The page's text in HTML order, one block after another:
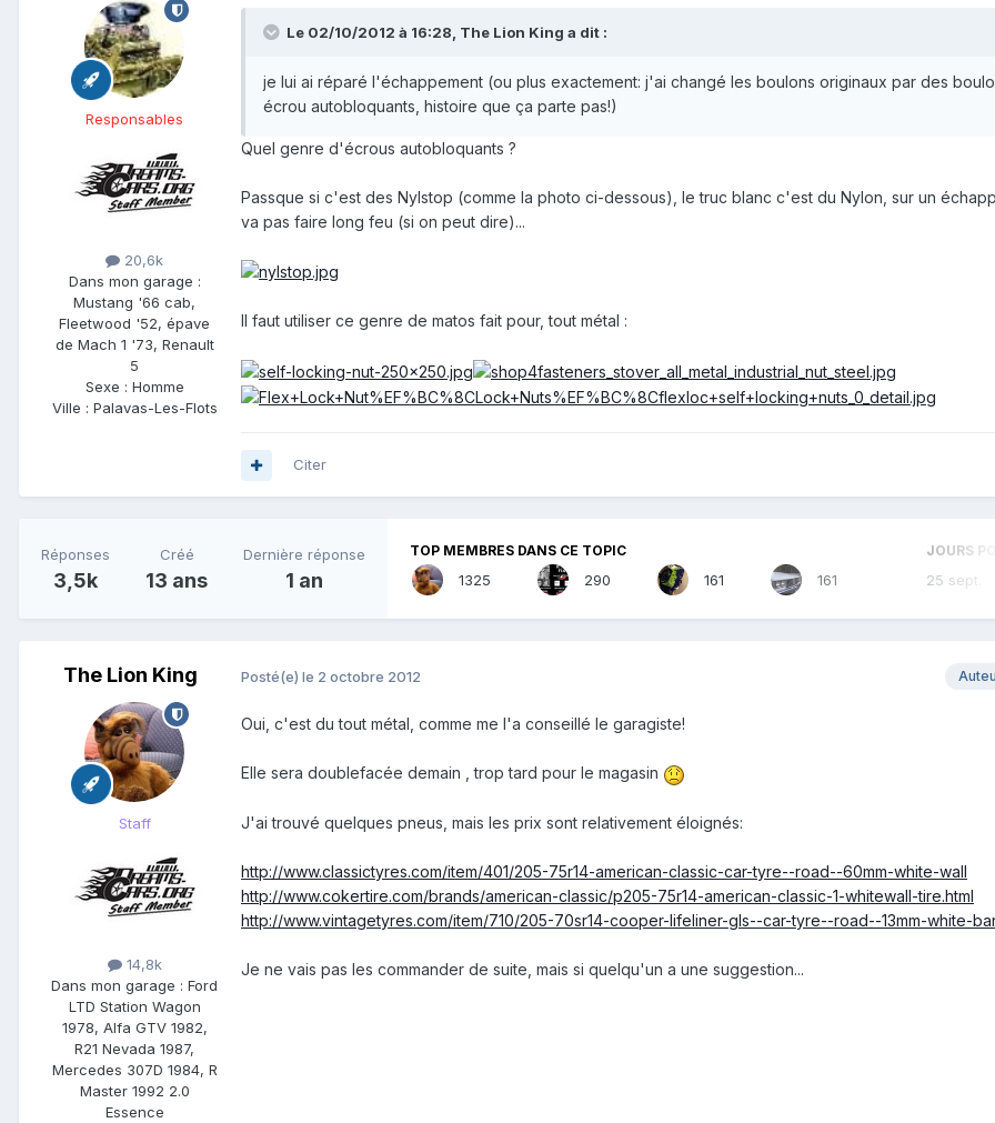
Responsables
20,6k
Dans mon garage :
Mustang '66 cab,
Fleetwood '52, épave
de Mach 1 '73, Renault
5
Sexe : Homme
Ville : Palavas-Les-Flots
Le 02/10/2012 à 16:28, The Lion King a dit :
je lui ai réparé l'échappement (ou plus exactement: j'ai changé les boulons originaux par des
écrou autobloquants, histoire que ça parte pas!)
Quel genre d'écrous autobloquants ?
Passque si c'est des Nylstop (comme la photo ci-dessous), le truc blanc c'est du Nylon, sur un
va pas faire long feu (si on peut dire)...
Il faut utiliser ce genre de matos fait pour, tout métal :
Citer
Réponses
3,5k
Créé
13 ans
Dernière réponse
1 an
TOP MEMBRES DANS CE TOPIC
1325 290 161 161
JOURS
25 sept.
The Lion King
Staff
14,8k
Dans mon garage : Ford
LTD Station Wagon
1978, Alfa GTV 1982,
R21 Nevada 1987,
Mercedes 307D 1984, R
Master 1992 2.0
Essence
Posté(e) le 2 octobre 2012
Oui, c'est du tout métal, comme me l'a conseillé le garagiste!
Elle sera doublefacée demain , trop tard pour le magasin
J'ai trouvé quelques pneus, mais les prix sont relativement éloignés:
http://www.classictyres.com/item/401/205-75r14-american-classic-car-tyre--road--60mm-white-wall
http://www.cokertire.com/brands/american-classic/p205-75r14-american-classic-1-whitewall-tire.html
http://www.vintagetyres.com/item/710/205-70sr14-cooper-lifeliner-gls--car-tyre--road--13mm-white-
Je ne vais pas les commander de suite, mais si quelqu'un a une suggestion...